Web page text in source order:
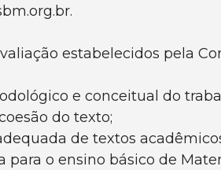
estabelecidos pela
e conceitual do
do texto;
de textos
para o ensino básico de